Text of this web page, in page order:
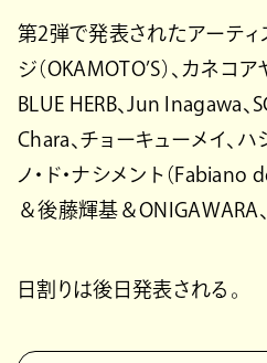
第2弾で発表されたアーティ
ジ（OKAMOTO’S）、カネコ
BLUE HERB、Jun Inagawa、
Chara、チョーキューメイ、ハ
ノ・ド・ナシメント（
＆後藤輝基＆ONIGAWARA
日割りは後日発表される。